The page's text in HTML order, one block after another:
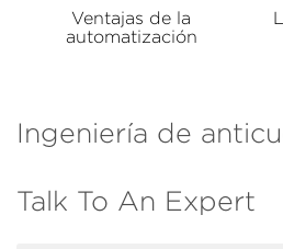
Ventajas de la
automatización
Ingeniería de
Talk To An Expert